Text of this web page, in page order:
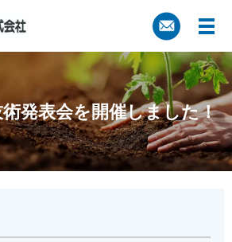
発表会を開催しました！